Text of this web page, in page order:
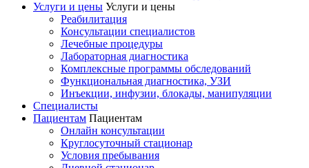
Услуги и цены Услуги и цены
Реабилитация
Консультации специалистов
Лечебные процедуры
Лабораторная диагностика
Комплексные программы обследований
Функциональная диагностика, УЗИ
Инъекции, инфузии, блокады, манипуляции
Специалисты
Пациентам Пациентам
Онлайн консультации
Круглосуточный стационар
Условия пребывания